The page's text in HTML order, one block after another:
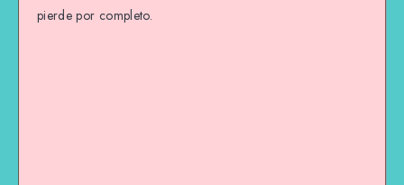
pierde por completo.